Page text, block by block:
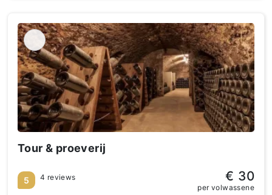
Tour & proeverij
5 4 reviews € 30
per volwassene